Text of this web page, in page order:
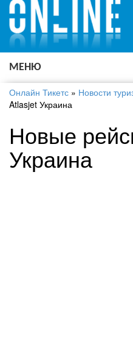
МЕНЮ
Онлайн Тикетс » Новости
Atlasjet Украина
Новые
Украина